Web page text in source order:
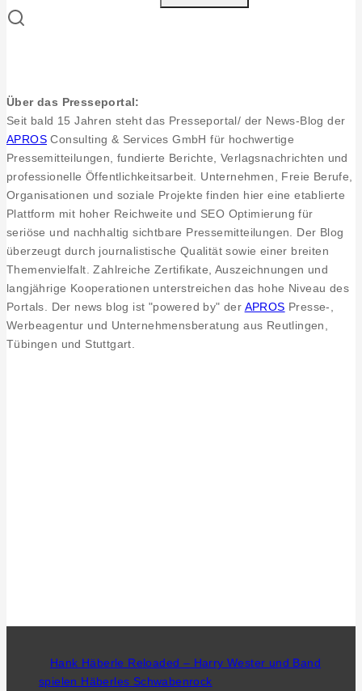
Eningen
werden.
Über das Presseportal:
Seit bald 15 Jahren steht das Presseportal/ der News-Blog der
APROS Consulting & Services GmbH für hochwertige
Pressemitteilungen, fundierte Berichte, Verlagsnachrichten und
professionelle Öffentlichkeitsarbeit. Unternehmen, Freie Berufe,
Organisationen und soziale Projekte finden hier eine etablierte
Plattform mit hoher Reichweite und SEO Optimierung für
seriöse und nachhaltig sichtbare Pressemitteilungen. Der Blog
überzeugt durch journalistische Qualität sowie einer breiten
Themenvielfalt. Zahlreiche Zertifikate, Auszeichnungen und
langjährige Kooperationen unterstreichen das hohe Niveau des
Portals. Der news blog ist "powered by" der APROS Presse-,
Werbeagentur und Unternehmensberatung aus Reutlingen,
Tübingen und Stuttgart.
Hank Häberle Reloaded – Harry Wester und Band
spielen Häberles Schwabenrock